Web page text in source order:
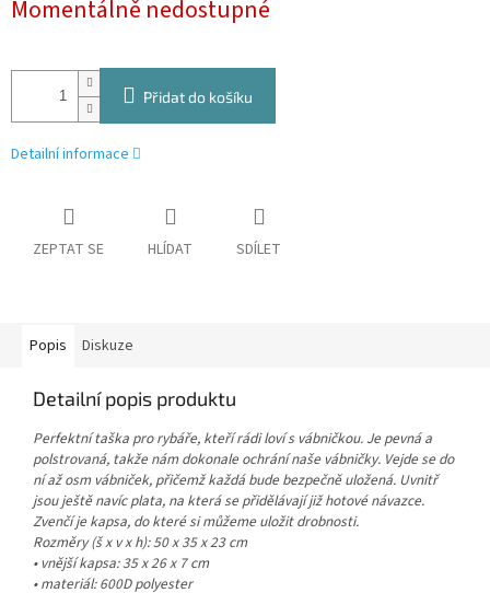
cena:
Momentálně nedostupné
Přidat do košíku
Detailní informace
ZEPTAT SE HLÍDAT SDÍLET
Popis Diskuze
Detailní popis produktu
Perfektní taška pro rybáře, kteří rádi loví s vábničkou. Je pevná a
polstrovaná, takže nám dokonale ochrání naše vábničky. Vejde se do
ní až osm vábniček, přičemž každá bude bezpečně uložená. Uvnitř
jsou ještě navíc plata, na která se přidělávají již hotové návazce.
Zvenčí je kapsa, do které si můžeme uložit drobnosti.
Rozměry (š x v x h): 50 x 35 x 23 cm
• vnější kapsa: 35 x 26 x 7 cm
• materiál: 600D polyester